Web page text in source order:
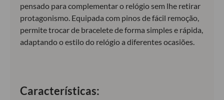
pensado para complementar o relógio sem lhe retirar
protagonismo. Equipada com pinos de fácil remoção,
permite trocar de bracelete de forma simples e rápida,
adaptando o estilo do relógio a diferentes ocasiões.
Características: